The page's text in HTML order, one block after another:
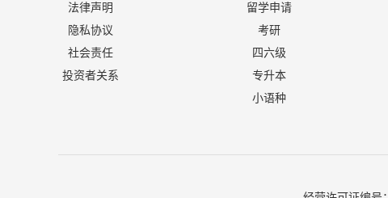
法律声明
隐私协议
社会责任
投资者关系
留学申请
考研
四六级
专升本
小语种